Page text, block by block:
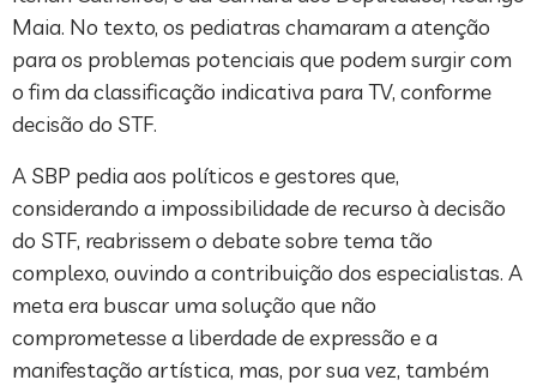
Maia. No texto, os pediatras chamaram a atenção
para os problemas potenciais que podem surgir com
o fim da classificação indicativa para TV, conforme
decisão do STF.
A SBP pedia aos políticos e gestores que,
considerando a impossibilidade de recurso à decisão
do STF, reabrissem o debate sobre tema tão
complexo, ouvindo a contribuição dos especialistas. A
meta era buscar uma solução que não
comprometesse a liberdade de expressão e a
manifestação artística, mas, por sua vez, também